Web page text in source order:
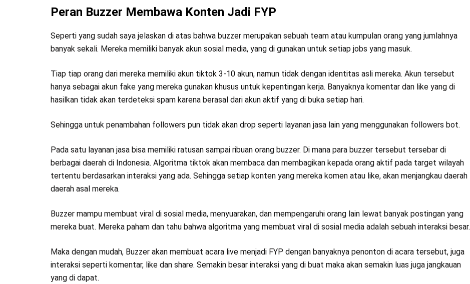
Peran Buzzer Membawa Konten Jadi FYP
Seperti yang sudah saya jelaskan di atas bahwa buzzer merupakan sebuah team atau kumpulan orang yang jumlahnya
banyak sekali. Mereka memiliki banyak akun sosial media, yang di gunakan untuk setiap jobs yang masuk.
Tiap tiap orang dari mereka memiliki akun tiktok 3-10 akun, namun tidak dengan identitas asli mereka. Akun tersebut
hanya sebagai akun fake yang mereka gunakan khusus untuk kepentingan kerja. Banyaknya komentar dan like yang di
hasilkan tidak akan terdeteksi spam karena berasal dari akun aktif yang di buka setiap hari.
Sehingga untuk penambahan followers pun tidak akan drop seperti layanan jasa lain yang menggunakan followers bot.
Pada satu layanan jasa bisa memiliki ratusan sampai ribuan orang buzzer. Di mana para buzzer tersebut tersebar di
berbagai daerah di Indonesia. Algoritma tiktok akan membaca dan membagikan kepada orang aktif pada target wilayah
tertentu berdasarkan interaksi yang ada. Sehingga setiap konten yang mereka komen atau like, akan menjangkau daerah
daerah asal mereka.
Buzzer mampu membuat viral di sosial media, menyuarakan, dan mempengaruhi orang lain lewat banyak postingan yang
mereka buat. Mereka paham dan tahu bahwa algoritma yang membuat viral di sosial media adalah sebuah interaksi besar.
Maka dengan mudah, Buzzer akan membuat acara live menjadi FYP dengan banyaknya penonton di acara tersebut, juga
interaksi seperti komentar, like dan share. Semakin besar interaksi yang di buat maka akan semakin luas juga jangkauan
yang di dapat.